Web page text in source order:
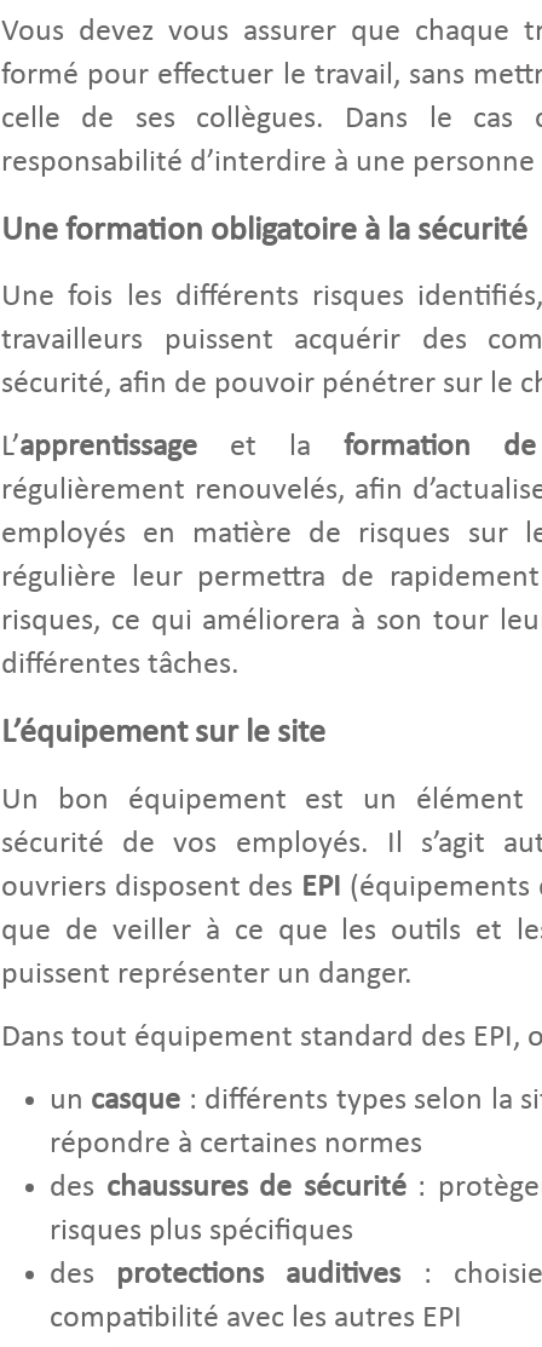
Vous devez vous assurer que chaque
formé pour effectuer le travail, sans
celle de ses collègues. Dans le
responsabilité d’interdire à une personne
Une formation obligatoire à la sécurité
Une fois les différents risques
travailleurs puissent acquérir des
sécurité, afin de pouvoir pénétrer sur le
L’apprentissage et la formation
régulièrement renouvelés, afin
employés en matière de risques sur
régulière leur permettra de
risques, ce qui améliorera à son tour
différentes tâches.
L’équipement sur le site
Un bon équipement est un élément
sécurité de vos employés. Il s’agit
ouvriers disposent des EPI
que de veiller à ce que les outils et
puissent représenter un danger.
Dans tout équipement standard des EPI,
un casque : différents types selon la
répondre à certaines normes
des chaussures de sécurité:
risques plus spécifiques
des protections auditives :
compatibilité avec les autres EPI